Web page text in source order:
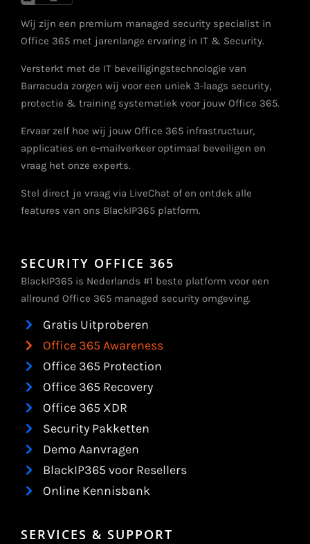
Wij zijn een premium managed security specialist in
Office 365 met jarenlange ervaring in IT & Security.
Versterkt met de IT beveiligingstechnologie van
Barracuda zorgen wij voor een uniek 3-laags security,
protectie & training systematiek voor jouw Office 365.
Ervaar zelf hoe wij jouw Office 365 infrastructuur,
applicaties en e-mailverkeer optimaal beveiligen en
vraag het onze experts.
Stel direct je vraag via LiveChat of en ontdek alle
features van ons BlackIP365 platform.
SECURITY OFFICE 365
BlackIP365 is Nederlands #1 beste platform voor een
allround Office 365 managed security omgeving.
Gratis Uitproberen
Office 365 Awareness
Office 365 Protection
Office 365 Recovery
Office 365 XDR
Security Pakketten
Demo Aanvragen
BlackIP365 voor Resellers
Online Kennisbank
SERVICES & SUPPORT